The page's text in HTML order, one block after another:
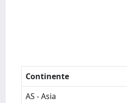
Continente
AS - Asia